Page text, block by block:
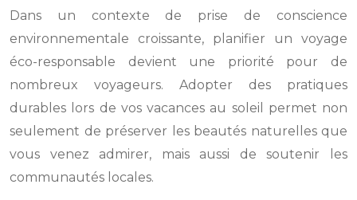
Dans un contexte de prise de conscience
environnementale croissante, planifier un voyage
éco-responsable devient une priorité pour de
nombreux voyageurs. Adopter des pratiques
durables lors de vos vacances au soleil permet non
seulement de préserver les beautés naturelles que
vous venez admirer, mais aussi de soutenir les
communautés locales.